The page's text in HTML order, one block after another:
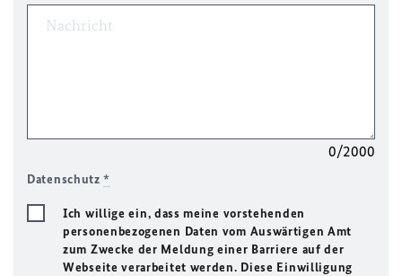
0/2000
Datenschutz*
Ich willige ein, dass meine vorstehenden
personenbezogenen Daten vom Auswärtigen Amt
zum Zwecke der Meldung einer Barriere auf der
Webseite verarbeitet werden. Diese Einwilligung